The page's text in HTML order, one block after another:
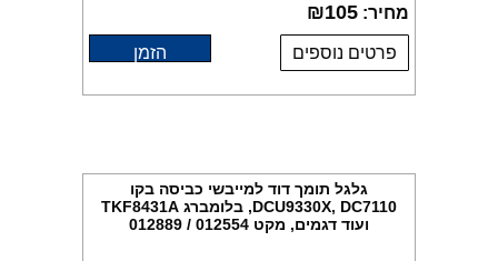
מחיר: ₪105
פרטים נוספים הזמן
גלגל תומך דוד למייבשי כביסה בקו
DCU9330X, DC7110, בלומברג TKF8431A
ועוד דגמים, מקט 012554 / 012889